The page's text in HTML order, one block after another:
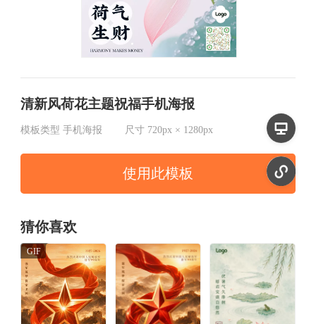
清新风荷花主题祝福手机海报
模板类型 手机海报 尺寸 720px × 1280px
使用此模板
猜你喜欢
GIF